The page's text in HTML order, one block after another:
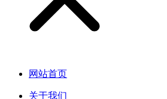
网站首页
关于我们